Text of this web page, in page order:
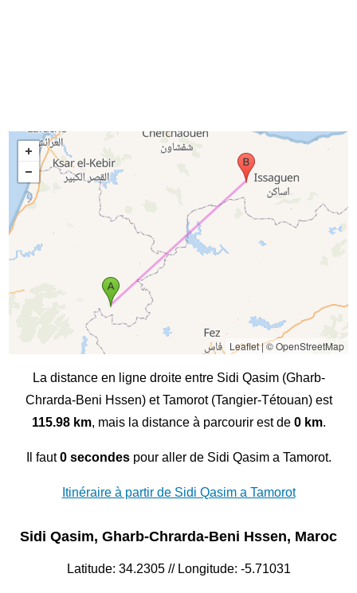
Leaflet|© OpenStreetMap
La distance en ligne droite entre Sidi Qasim (Gharb-
Chrarda-Beni Hssen) et Tamorot (Tangier-Tétouan) est
115.98 km, mais la distance à parcourir est de 0 km.
Il faut0 secondespour aller de Sidi Qasim a Tamorot.
Itinéraire à partir de Sidi Qasim a Tamorot
Sidi Qasim, Gharb-Chrarda-Beni Hssen, Maroc
Latitude: 34.2305 // Longitude: -5.71031